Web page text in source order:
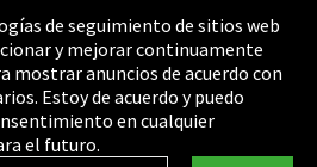
de seguimiento de sitios web
y mejorar continuamente
mostrar anuncios de acuerdo con
Estoy de acuerdo y puedo
en cualquier
el futuro.